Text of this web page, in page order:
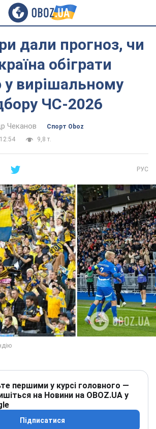
дали прогноз, чи
обіграти
у вирішальному
ЧС-2026
Чеканов
Спорт Oboz
9,8 т.
РУС
першими у курсі головного —
на Новини на OBOZ.UA у
Підписатися